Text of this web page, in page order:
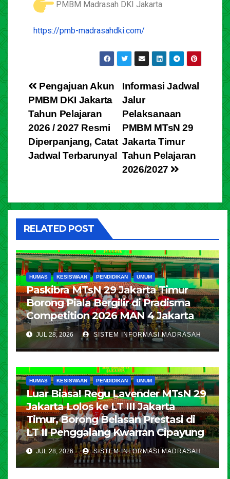
PMBM Madrasah DKI Jakarta
https://pmb-madrasahdki.com/
Informasi Jadwal
Jalur
Pelaksanaan
PMBM MTsN 29
Jakarta Timur
Tahun Pelajaran
2026/2027
Pengajuan Akun
PMBM DKI Jakarta
Tahun Pelajaran
2026 / 2027 Resmi
Diperpanjang, Catat
Jadwal Terbarunya!
RELATED POST
HUMAS KESISWAAN PENDIDIKAN UMUM
Paskibra MTsN 29 Jakarta Timur
Borong Piala Bergilir di Pradisma
Competition 2026 MAN 4 Jakarta
JUL 28, 2026 SISTEM INFORMASI MADRASAH
HUMAS KESISWAAN PENDIDIKAN UMUM
Luar Biasa! Regu Lavender MTsN 29
Jakarta Lolos ke LT III Jakarta
Timur, Borong Belasan Prestasi di
LT II Penggalang Kwarran Cipayung
JUL 28, 2026 SISTEM INFORMASI MADRASAH